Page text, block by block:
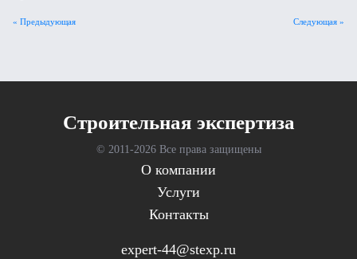
Следующая »
« Предыдующая
Cтроительная экспертиза
© 2011-2026 Все права защищены
О компании
Услуги
Контакты
expert-44@stexp.ru